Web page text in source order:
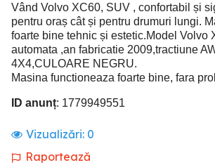
Vând Volvo XC60, SUV , confortabil și
pentru oraș cât și pentru drumuri lungi.
foarte bine tehnic și estetic.Model Volvo
automata ,an fabricatie 2009,tractiune
4X4,CULOARE NEGRU.
Masina functioneaza foarte bine, fara
ID anunț: 1779949551
Vizualizări: 0
Raportează